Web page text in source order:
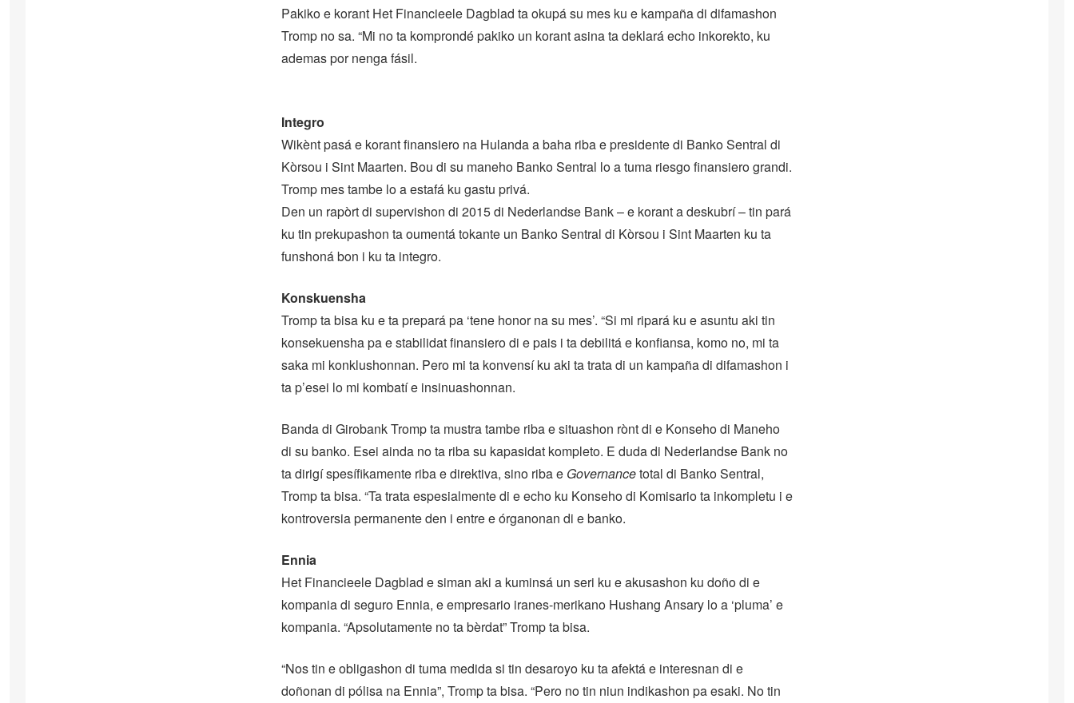
Pakiko e korant Het Financieele Dagblad ta okupá su mes ku e kampaña di difamashon
Tromp no sa. “Mi no ta komprondé pakiko un korant asina ta deklará echo inkorekto, ku
ademas por nenga fásil.
Integro
Wikènt pasá e korant finansiero na Hulanda a baha riba e presidente di Banko Sentral di
Kòrsou i Sint Maarten. Bou di su maneho Banko Sentral lo a tuma riesgo finansiero grandi.
Tromp mes tambe lo a estafá ku gastu privá.
Den un rapòrt di supervishon di 2015 di Nederlandse Bank – e korant a deskubrí – tin pará
ku tin prekupashon ta oumentá tokante un Banko Sentral di Kòrsou i Sint Maarten ku ta
funshoná bon i ku ta integro.
Konskuensha
Tromp ta bisa ku e ta prepará pa ‘tene honor na su mes’. “Si mi ripará ku e asuntu aki tin
konsekuensha pa e stabilidat finansiero di e pais i ta debilitá e konfiansa, komo no, mi ta
saka mi konklushonnan. Pero mi ta konvensí ku aki ta trata di un kampaña di difamashon i
ta p’esei lo mi kombatí e insinuashonnan.
Banda di Girobank Tromp ta mustra tambe riba e situashon rònt di e Konseho di Maneho
di su banko. Esei ainda no ta riba su kapasidat kompleto. E duda di Nederlandse Bank no
ta dirigí spesífikamente riba e direktiva, sino riba e Governancetotal di Banko Sentral,
Tromp ta bisa. “Ta trata espesialmente di e echo ku Konseho di Komisario ta inkompletu i e
kontroversia permanente den i entre e órganonan di e banko.
Ennia
Het Financieele Dagblad e siman aki a kuminsá un seri ku e akusashon ku doño di e
kompania di seguro Ennia, e empresario iranes-merikano Hushang Ansary lo a ‘pluma’ e
kompania. “Apsolutamente no ta bèrdat” Tromp ta bisa.
“Nos tin e obligashon di tuma medida si tin desaroyo ku ta afektá e interesnan di e
doñonan di pólisa na Ennia”, Tromp ta bisa. “Pero no tin niun indikashon pa esaki. No tin